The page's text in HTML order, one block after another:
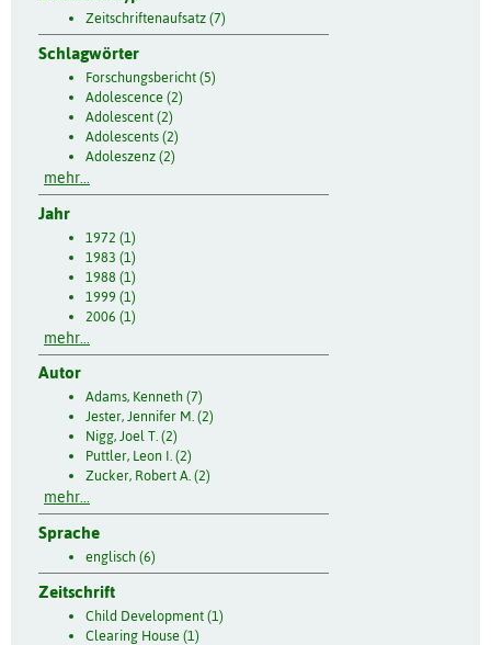
Zeitschriftenaufsatz (7)
Schlagwörter
Forschungsbericht (5)
Adolescence (2)
Adolescent (2)
Adolescents (2)
Adoleszenz (2)
mehr...
Jahr
1972 (1)
1983 (1)
1988 (1)
1999 (1)
2006 (1)
mehr...
Autor
Adams, Kenneth (7)
Jester, Jennifer M. (2)
Nigg, Joel T. (2)
Puttler, Leon I. (2)
Zucker, Robert A. (2)
mehr...
Sprache
englisch (6)
Zeitschrift
Child Development (1)
Clearing House (1)